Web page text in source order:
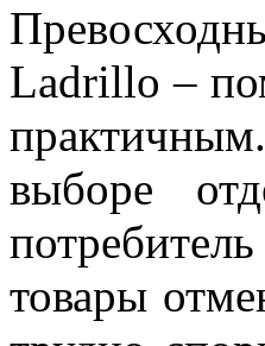
Ladrillo –
выборе
товары